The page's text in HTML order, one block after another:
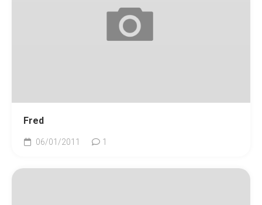
Fred
06/01/2011 1